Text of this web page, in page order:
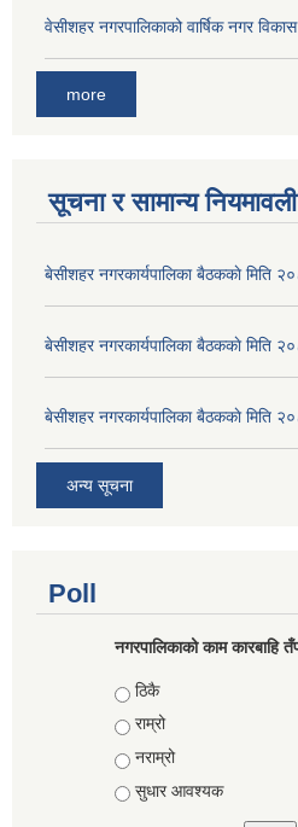
वेसीशहर नगरपालिकाको वार्षिक नगर
more
सूचना र सामान्य नियमावली
बे‍‍सीशहर नगरकार्यपालिका बैठककाे मिति
बे‍‍सीशहर नगरकार्यपालिका बैठककाे मिति
बे‍‍सीशहर नगरकार्यपालिका बैठककाे मिति
अन्य सूचना
Poll
नगरपालिकाको काम कारबाहि
Choices
ठिकै
राम्रो
नराम्रो
सुधार आवश्यक